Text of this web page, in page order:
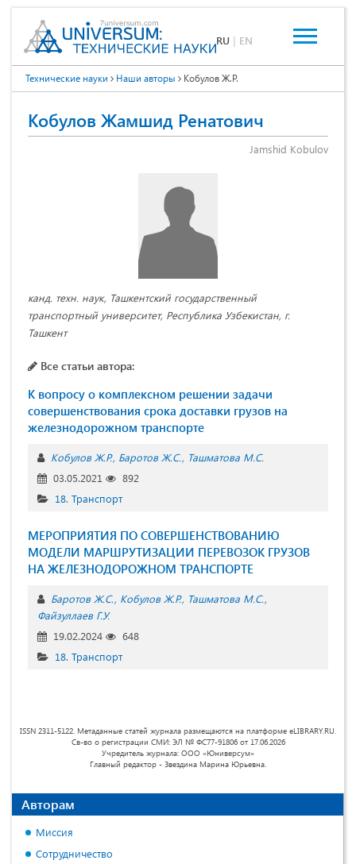
RU | EN
Технические науки Наши авторы Кобулов Ж.Р.
Кобулов Жамшид Ренатович
Jamshid Kobulov
канд. техн. наук, Ташкентский государственный
транспортный университет, Республика Узбекистан, г.
Ташкент
Все статьи автора:
К вопросу о комплексном решении задачи
совершенствования срока доставки грузов на
железнодорожном транспорте
Кобулов Ж.Р. Баротов Ж.С. Ташматова М.С.
03.05.2021
892
18. Транспорт
МЕРОПРИЯТИЯ ПО СОВЕРШЕНСТВОВАНИЮ
МОДЕЛИ МАРШРУТИЗАЦИИ ПЕРЕВОЗОК ГРУЗОВ
НА ЖЕЛЕЗНОДОРОЖНОМ ТРАНСПОРТЕ
Баротов Ж.С. Кобулов Ж.Р. Ташматова М.С.
Файзуллаев Г.У.
19.02.2024
648
18. Транспорт
ISSN 2311-5122. Метаданные статей журнала размещаются на платформе eLIBRARY.RU.
Св-во о регистрации СМИ: ЭЛ № ФС77-91806 от 17.06.2026
Учредитель журнала: ООО «Юниверсум»
Главный редактор - Звездина Марина Юрьевна.
Авторам
Миссия
Сотрудничество